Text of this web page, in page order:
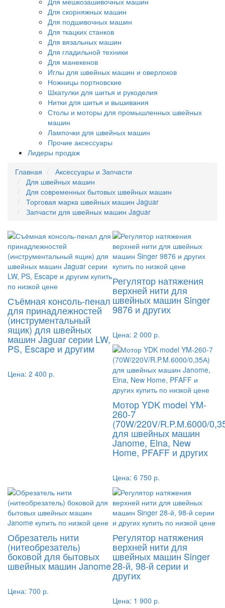
Для скорняжных машин
Для подшивочных машин
Для ткацких станков
Для вязальных машин
Для гладильной техники
Для манекенов
Иглы для швейных машин и оверлоков
Ножницы портновские
Шкатулки для шитья и рукоделия
Нитки для шитья и вышивания
Столы и моторы для промышленных швейных
машин
Лампочки для швейных машин
Прочие аксессуары
Лидеры продаж
Главная
Аксессуары и Запчасти
Для швейных машин
Для современных бытовых швейных машин
Торговая марка швейных машин Jaguar
Запчасти для швейных машин Jaguar
Съёмная консоль-пенал
для принадлежностей
(инструментальный
ящик) для швейных
машин Jaguar серии LW,
PS, Escape и другим
Цена: 2 400 р.
Регулятор натяжения
верхней нити для
швейных машин Singer
9876 и других
Цена: 2 000 р.
Мотор YDK model YM-
260-7
(70W/220V/R.P.M.6000/
для швейных машин
Janome, Elna, New
Home, PFAFF и других
Цена: 6 750 р.
Обрезатель нити
(нитеобрезатель)
боковой для бытовых
швейных машин Janome
Цена: 700 р.
Регулятор натяжения
верхней нити для
швейных машин Singer
28-й, 98-й серии и
других
Цена: 1 900 р.